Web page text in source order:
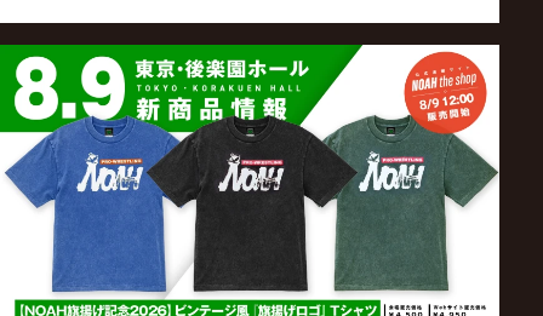
ズ、「ユるノア」のLINE絵文字第2弾が登場！